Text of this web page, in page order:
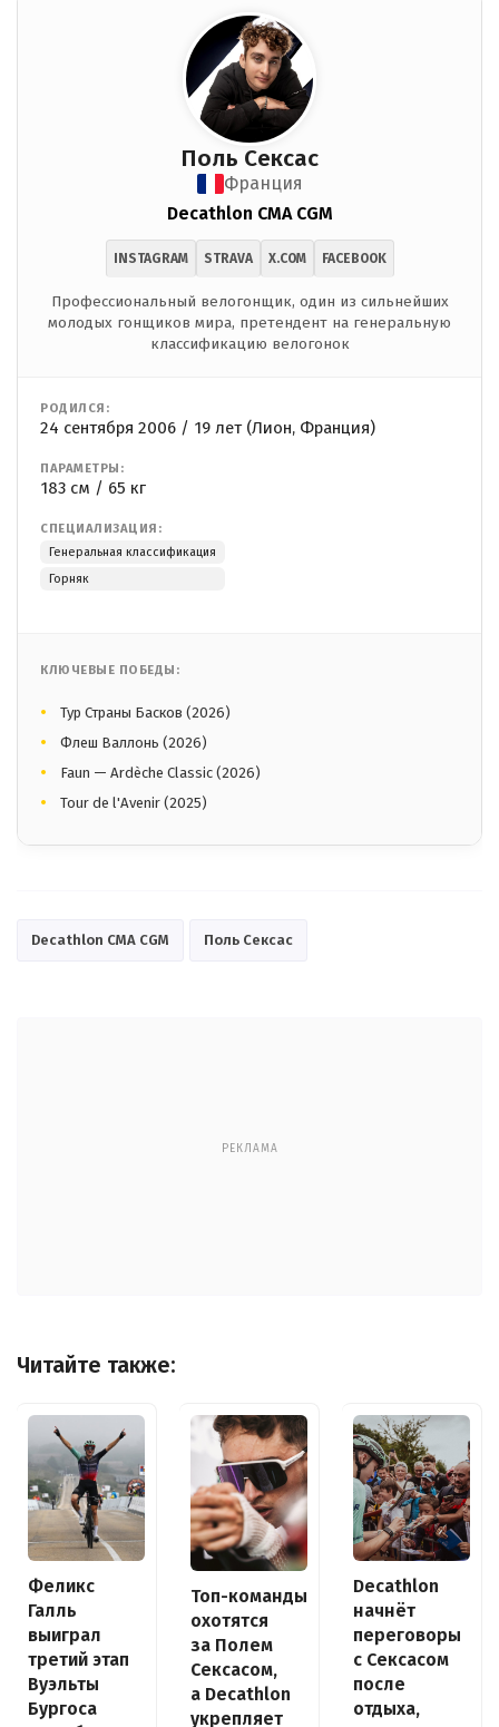
Поль Сексас
Франция
Decathlon CMA CGM
INSTAGRAM STRAVA X.COM FACEBOOK
Профессиональный велогонщик, один из сильнейших
молодых гонщиков мира, претендент на генеральную
классификацию велогонок
РОДИЛСЯ:
24 сентября 2006 / 19 лет (Лион, Франция)
ПАРАМЕТРЫ:
183 см / 65 кг
СПЕЦИАЛИЗАЦИЯ:
Генеральная классификация
Горняк
КЛЮЧЕВЫЕ ПОБЕДЫ:
Тур Страны Басков (2026)
Флеш Валлонь (2026)
Faun — Ardèche Classic (2026)
Tour de l'Avenir (2025)
Decathlon CMA CGM Поль Сексас
РЕКЛАМА
Читайте также:
Феликс
Галль
выиграл
третий этап
Вуэльты
Бургоса
Топ-команды
охотятся
за Полем
Сексасом,
а Decathlon
укрепляет
Decathlon
начнёт
переговоры
с Сексасом
после
отдыха,